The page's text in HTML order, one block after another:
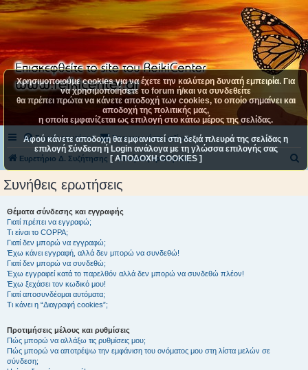
Συχνές ερωτήσεις Επικοινωνήστε μαζί μας
Ευρετήριο Δ. Συζήτησης Συνήθεις ερωτήσεις
Συνήθεις ερωτήσεις
Θέματα σύνδεσης και εγγραφής
Γιατί πρέπει να εγγραφώ;
Τι είναι το COPPA;
Γιατί δεν μπορώ να εγγραφώ;
Έχω κάνει εγγραφή, αλλά δεν μπορώ να συνδεθώ!
Γιατί δεν μπορώ να συνδεθώ;
Έχω εγγραφεί κατά το παρελθόν αλλά δεν μπορώ να συνδεθώ πλέον!
Έχω ξεχάσει τον κωδικό μου!
Γιατί αποσυνδέομαι αυτόματα;
Τι κάνει η “Διαγραφή cookies”;
Προτιμήσεις μέλους και ρυθμίσεις
Πώς μπορώ να αλλάξω τις ρυθμίσεις μου;
Πώς μπορώ να αποτρέψω την εμφάνιση του ονόματος μου στη λίστα μελών σε
σύνδεση;
Χρησιμοποιούμε cookies για να έχετε την καλύτερη δυνατή εμπειρία. Για
να χρησιμοποιήσετε το forum ή/και να συνδεθείτε
θα πρέπει πρώτα να κάνετε αποδοχή των cookies, το οποίο σημαίνει και
αποδοχή της πολιτικής μας,
η οποία εμφανίζεται ως επιλογή στο κάτω μέρος της σελίδας.
Αφού κάνετε αποδοχή θα εμφανιστεί στη δεξιά πλευρά της σελίδας η
επιλογή Σύνδεση ή Login ανάλογα με τη γλώσσα επιλογής σας
[ ΑΠΟΔΟΧΗ COOKIES ]